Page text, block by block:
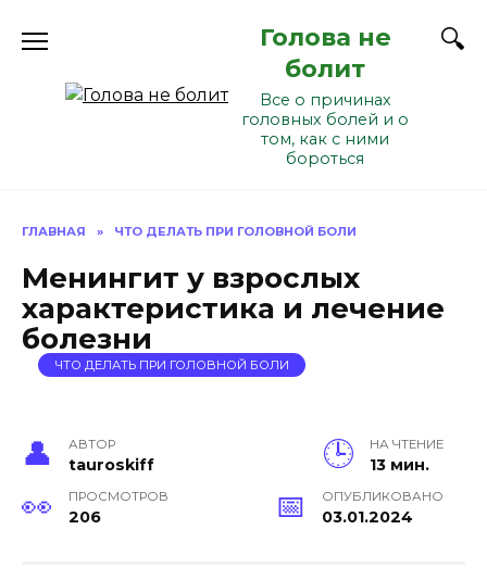
Голова не
болит
Все о причинах
головных болей и о
том, как с ними
бороться
ГЛАВНАЯ » ЧТО ДЕЛАТЬ ПРИ ГОЛОВНОЙ БОЛИ
Менингит у взрослых
характеристика и лечение
болезни
ЧТО ДЕЛАТЬ ПРИ ГОЛОВНОЙ БОЛИ
АВТОР
tauroskiff
НА ЧТЕНИЕ
13 мин.
ПРОСМОТРОВ
206
ОПУБЛИКОВАНО
03.01.2024